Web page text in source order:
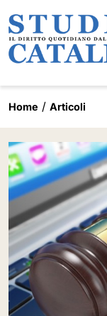
Home Articoli